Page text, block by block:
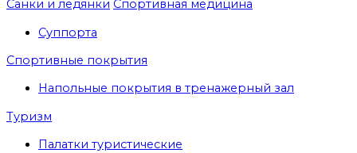
Санки и ледянки Спортивная медицина
Суппорта
Спортивные покрытия
Напольные покрытия в тренажерный зал
Туризм
Палатки туристические